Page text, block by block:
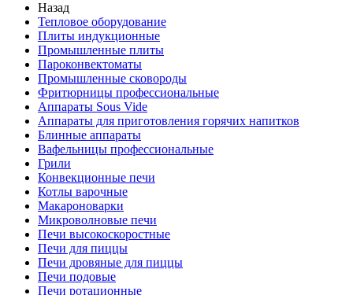
Назад
Тепловое оборудование
Плиты индукционные
Промышленные плиты
Пароконвектоматы
Промышленные сковороды
Фритюрницы профессиональные
Аппараты Sous Vide
Аппараты для приготовления горячих напитков
Блинные аппараты
Вафельницы профессиональные
Грили
Конвекционные печи
Котлы варочные
Макароноварки
Микроволновые печи
Печи высокоскоростные
Печи для пиццы
Печи дровяные для пиццы
Печи подовые
Печи ротационные